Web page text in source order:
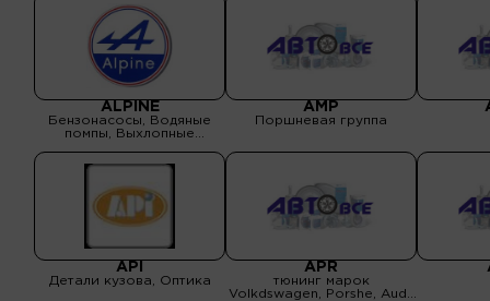
ALPINE
Бензонасосы, Водяные
помпы, Выхлопные
Подшипники, ролики ГРМ,
Поршневая группа,
Радиаторы, Ремни
приводные, ремни ГРМ,
Сальники, уплотнения,
привода
AMP
Поршневая группа
API
Детали кузова, Оптика
APR
тюнинг марок
Volkdswagen, Porshe, Audi,